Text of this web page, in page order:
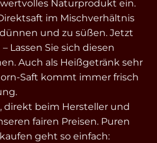
Naturprodukt ein.
im Mischverhältnis
und zu süßen. Jetzt
Lassen Sie sich diesen
Auch als Heißgetränk sehr
Saft kommt immer frisch
direkt beim Hersteller und
fairen Preisen. Puren
geht so einfach: